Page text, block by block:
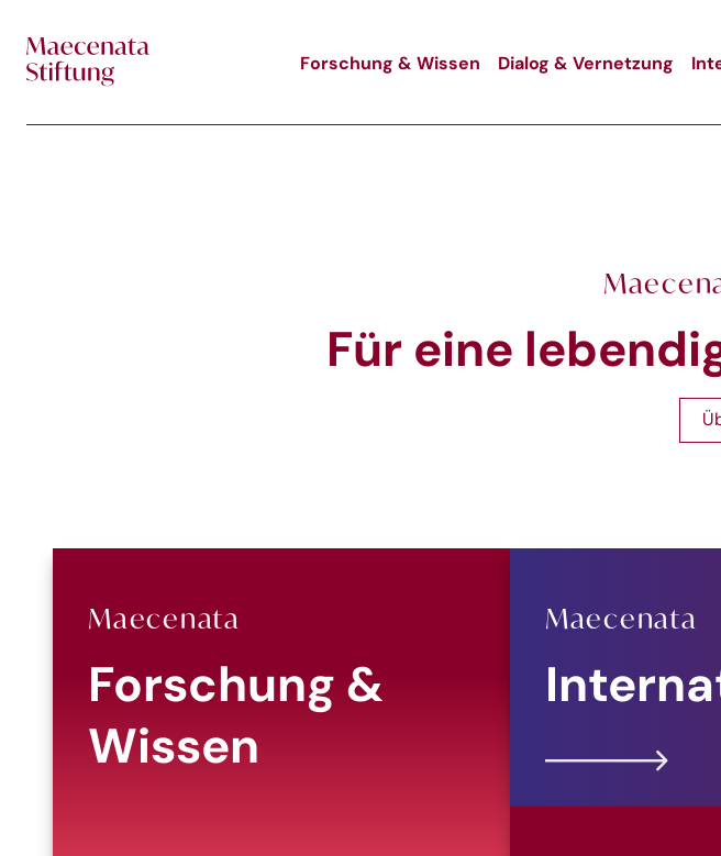
Forschung & Wissen Dialog & Vernetzung
Für eine
Maecenata
Forschung &
Wissen
Maecenata